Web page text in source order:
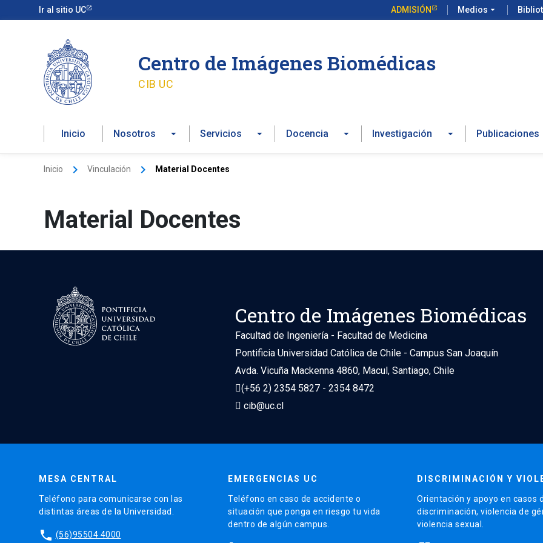
Ir al sitio UC ADMISIÓN Medios arrow_drop_down
al
Centro de Imágenes Biomédicas
CIB UC
Inicio Nosotros Servicios Docencia Investigación Publicaciones
Inicio Vinculación Material Docentes
Material Docentes
Centro de Imágenes Biomédicas
Facultad de Ingeniería - Facultad de Medicina
Pontificia Universidad Católica de Chile - Campus San Joaquín
Avda. Vicuña Mackenna 4860, Macul, Santiago, Chile
(+56 2) 2354 5827 - 2354 8472
cib@uc.cl
MESA CENTRAL
Teléfono para comunicarse con las
distintas áreas de la Universidad.
phone (56)95504 4000
EMERGENCIAS UC
Teléfono en caso de accidente o
situación que ponga en riesgo tu vida
dentro de algún campus.
DISCRIMINACIÓN Y
Orientación y apoyo en casos
discriminación, violencia de
violencia sexual.